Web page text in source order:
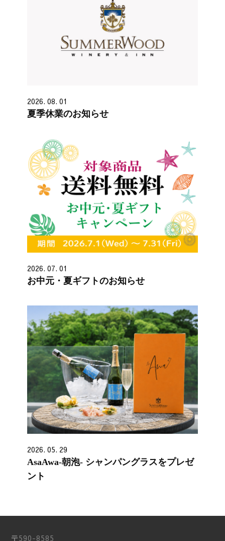
2026. 08. 01
夏季休業のお知らせ
2026. 07. 01
お中元・夏ギフトのお知らせ
2026. 05. 29
AsaAwa-朝泡- シャンパングラスをプレゼ
ント
〒590-8585